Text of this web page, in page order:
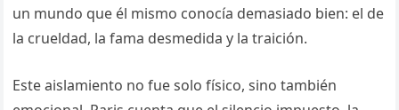
un mundo que él mismo conocía demasiado bien: el de
la crueldad, la fama desmedida y la traición.
Este aislamiento no fue solo físico, sino también